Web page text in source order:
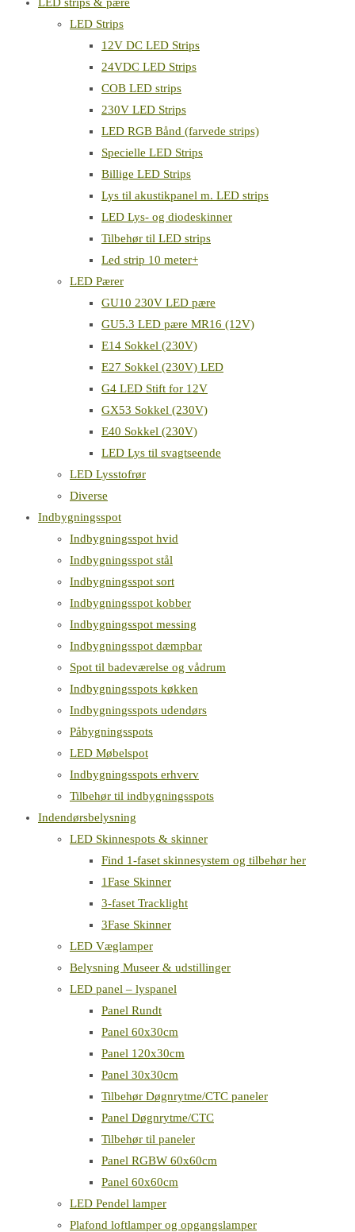
LED Strips
12V DC LED Strips
24VDC LED Strips
COB LED strips
230V LED Strips
LED RGB Bånd (farvede strips)
Specielle LED Strips
Billige LED Strips
Lys til akustikpanel m. LED strips
LED Lys- og diodeskinner
Tilbehør til LED strips
Led strip 10 meter+
LED Pærer
GU10 230V LED pære
GU5.3 LED pære MR16 (12V)
E14 Sokkel (230V)
E27 Sokkel (230V) LED
G4 LED Stift for 12V
GX53 Sokkel (230V)
E40 Sokkel (230V)
LED Lys til svagtseende
LED Lysstofrør
Diverse
Indbygningsspot
Indbygningsspot hvid
Indbygningsspot stål
Indbygningsspot sort
Indbygningsspot kobber
Indbygningsspot messing
Indbygningsspot dæmpbar
Spot til badeværelse og vådrum
Indbygningsspots køkken
Indbygningsspots udendørs
Påbygningsspots
LED Møbelspot
Indbygningsspots erhverv
Tilbehør til indbygningsspots
Indendørsbelysning
LED Skinnespots & skinner
Find 1-faset skinnesystem og tilbehør her
1Fase Skinner
3-faset Tracklight
3Fase Skinner
LED Væglamper
Belysning Museer & udstillinger
LED panel – lyspanel
Panel Rundt
Panel 60x30cm
Panel 120x30cm
Panel 30x30cm
Tilbehør Døgnrytme/CTC paneler
Panel Døgnrytme/CTC
Tilbehør til paneler
Panel RGBW 60x60cm
Panel 60x60cm
LED Pendel lamper
Plafond loftlamper og opgangslamper